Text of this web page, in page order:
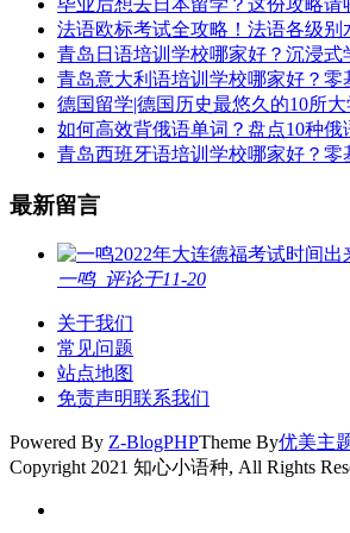
法语欧标考试全攻略！法语各级别
青岛日语培训学校哪家好？沉浸式
青岛意大利语培训学校哪家好？零
德国留学|德国历史最悠久的10所大
如何高效背俄语单词？盘点10种俄
青岛西班牙语培训学校哪家好？零
最新留言
2022年大连德福考试时间出
一鸣 评论于11-20
关于我们
常见问题
站点地图
免责声明联系我们
Powered By Z-BlogPHPTheme By优美主
Copyright 2021 知心小语种, All Rights